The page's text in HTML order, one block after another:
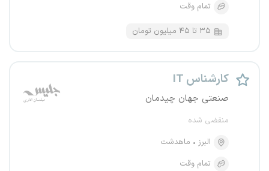
تمام وقت
۳۵ تا ۴۵ میلیون تومان
کارشناس IT
صنعتی جهان چیدمان
منقضی شده
البرز
ماهدشت
تمام وقت